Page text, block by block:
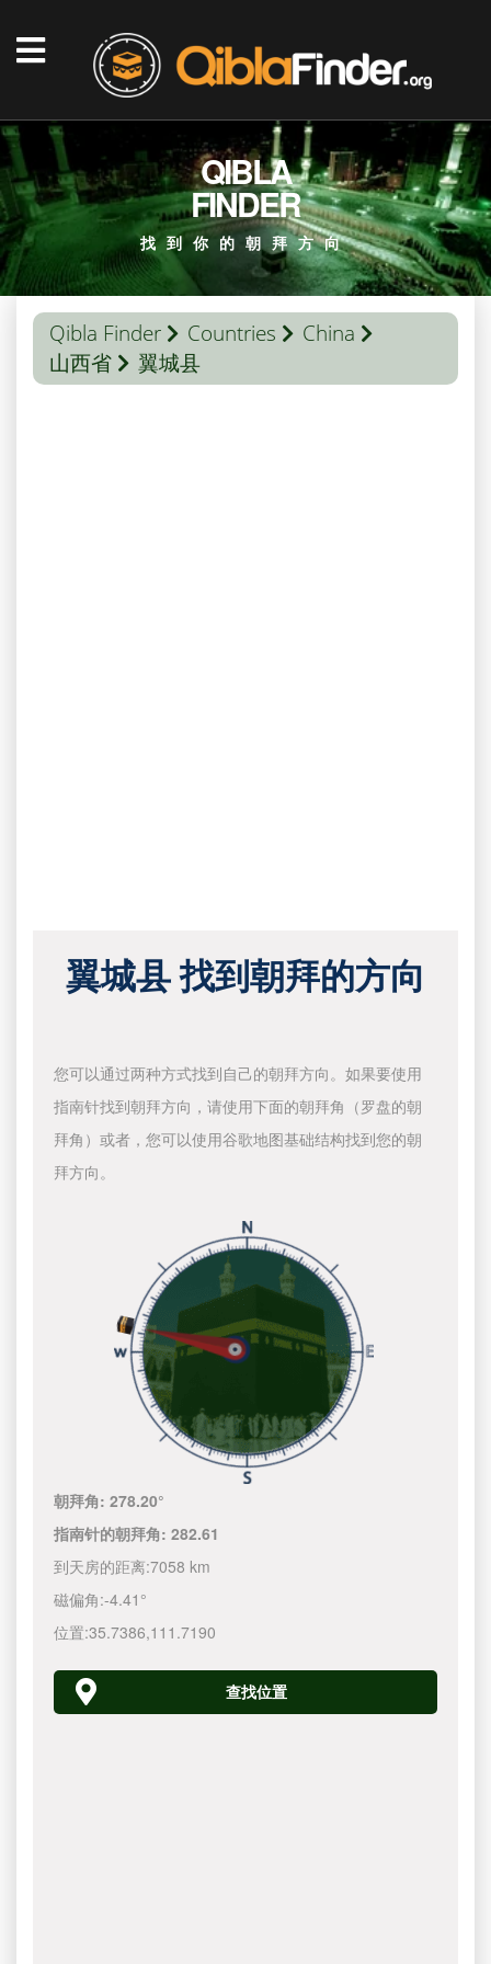
QIBLA
FINDER
找到你的朝拜方向
Qibla Finder Countries
China
山西省
翼城县
翼城县 找到朝拜的方向
您可以通过两种方式找到自己的朝拜方向。如果要使用
指南针找到朝拜方向，请使用下面的朝拜角（罗盘的朝
拜角）或者，您可以使用谷歌地图基础结构找到您的朝
拜方向。
朝拜角:278.20°
指南针的朝拜角:282.61
到天房的距离:7058 km
磁偏角:-4.41°
位置:35.7386,111.7190
查找位置